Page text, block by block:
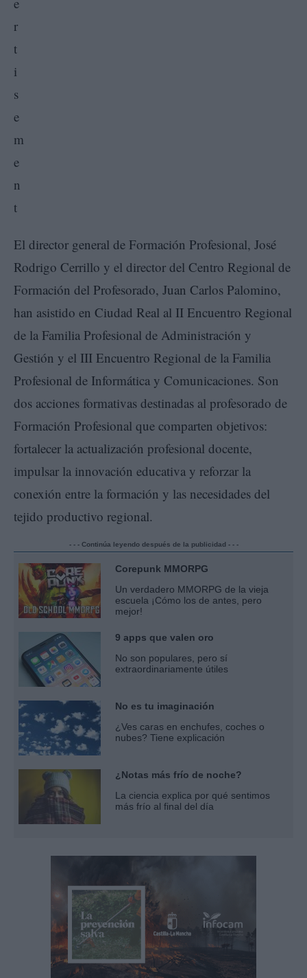
El director general de Formación Profesional, José
Rodrigo Cerrillo y el director del Centro Regional de
Formación del Profesorado, Juan Carlos Palomino,
han asistido en Ciudad Real al II Encuentro Regional
de la Familia Profesional de Administración y
Gestión y el III Encuentro Regional de la Familia
Profesional de Informática y Comunicaciones. Son
dos acciones formativas destinadas al profesorado de
Formación Profesional que comparten objetivos:
fortalecer la actualización profesional docente,
impulsar la innovación educativa y reforzar la
conexión entre la formación y las necesidades del
tejido productivo regional.
- - - Continúa leyendo después de la publicidad - - -
Corepunk MMORPG
Un verdadero MMORPG de la vieja
escuela ¡Cómo los de antes, pero
mejor!
9 apps que valen oro
No son populares, pero sí
extraordinariamente útiles
No es tu imaginación
¿Ves caras en enchufes, coches o
nubes? Tiene explicación
¿Notas más frío de noche?
La ciencia explica por qué sentimos
más frío al final del día